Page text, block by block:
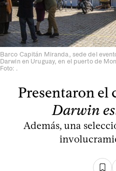
Barco Capitán Miranda, sede del
Darwin en Uruguay, en el puerto de
Foto: .
Presentaron
Darwin
Además, una